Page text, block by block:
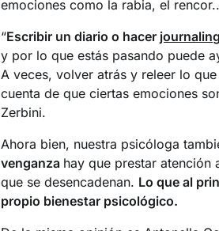
emociones como la rabia, el
“Escribir un diario o hacer journaling
y por lo que estás pasando puede
A veces, volver atrás y releer lo
cuenta de que ciertas emociones
Zerbini.
Ahora bien, nuestra psicóloga
venganza hay que prestar atención
que se desencadenan. Lo que al
propio bienestar psicológico.